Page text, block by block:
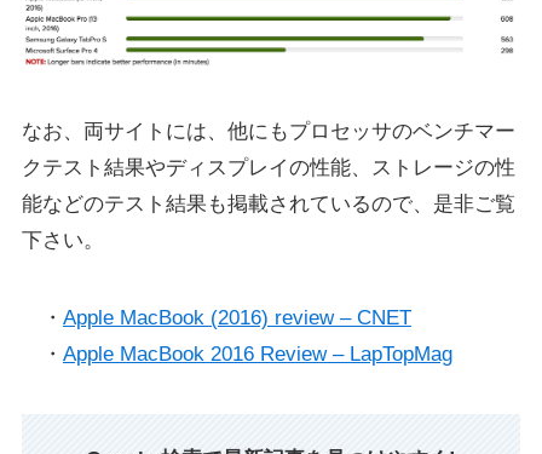
なお、両サイトには、他にもプロセッサのベンチマー
クテスト結果やディスプレイの性能、ストレージの性
能などのテスト結果も掲載されているので、是非ご覧
下さい。
・ Apple MacBook (2016) review – CNET
・ Apple MacBook 2016 Review – LapTopMag